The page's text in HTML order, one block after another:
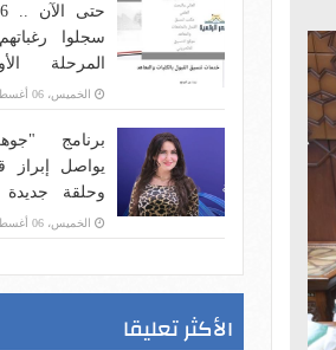
سجلوا
المرحلة
بالجامعات
الخميس، 06 أغسطس 2026 05:53 م
برنامج
يواصل إبراز
وحلقة
الفتاح غدًا على CBC
الخميس، 06 أغسطس 2026 04:07 م
الأكثر تعليقا